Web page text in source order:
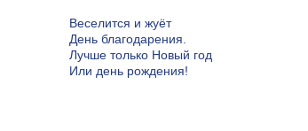
Веселится и жуёт
День благодарения.
Лучше только Новый год
Или день рождения!